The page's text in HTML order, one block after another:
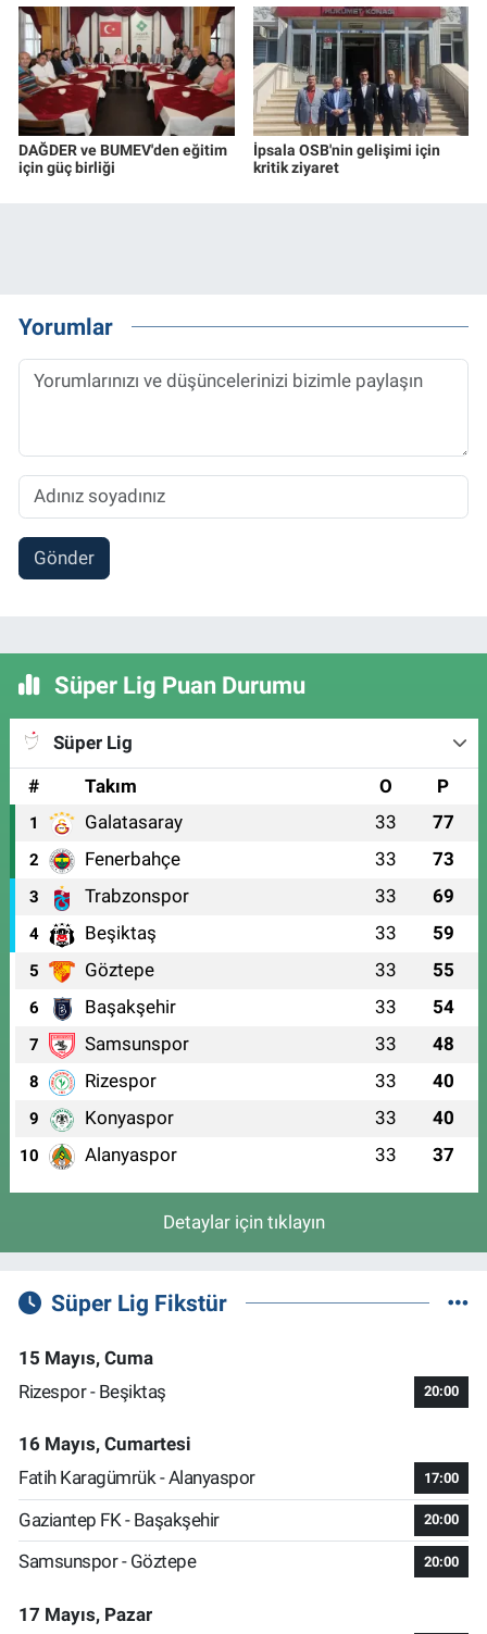
DAĞDER ve BUMEV'den eğitim
için güç birliği
İpsala OSB'nin gelişimi için
kritik ziyaret
Yorumlar
Gönder
Süper Lig Puan Durumu
Süper Lig
#
Takım O P
1 Galatasaray 33 77
2 Fenerbahçe 33 73
3 Trabzonspor 33 69
4 Beşiktaş 33 59
5 Göztepe 33 55
6 Başakşehir 33 54
7 Samsunspor 33 48
8 Rizespor 33 40
9 Konyaspor 33 40
10 Alanyaspor 33 37
Detaylar için tıklayın
Süper Lig Fikstür
15 Mayıs, Cuma
Rizespor - Beşiktaş
20:00
16 Mayıs, Cumartesi
Fatih Karagümrük - Alanyaspor
17:00
Gaziantep FK - Başakşehir 20:00
Samsunspor - Göztepe 20:00
17 Mayıs, Pazar